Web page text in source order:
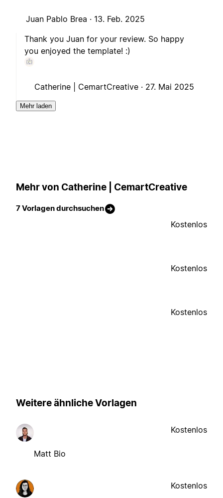
Juan Pablo Brea · 13. Feb. 2025
Thank you Juan for your review. So happy
you enjoyed the template! :)
Catherine | CemartCreative · 27. Mai 2025
Mehr laden
Mehr von Catherine | CemartCreative
7 Vorlagen durchsuchen
Kostenlos
Kostenlos
Kostenlos
Weitere ähnliche Vorlagen
Matt Bio
Kostenlos
Kostenlos